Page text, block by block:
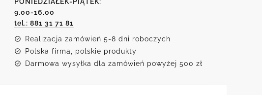
Eiffla
9.00-16.00
tel.: 881 31 71 81
Realizacja zamówień 5-8 dni roboczych
Polska firma, polskie produkty
Darmowa wysyłka dla zamówień powyżej 500 zł